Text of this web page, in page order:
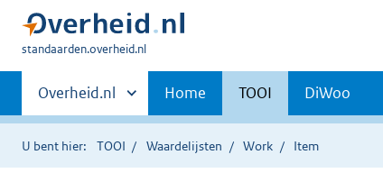
U
hier:
standaarden.overheid.nl
Primaire
navigatie
Andere
sites
binnen
Overheid.nl Home TOOI DiWoo
U bent hier: TOOI Waardelijsten Work Item